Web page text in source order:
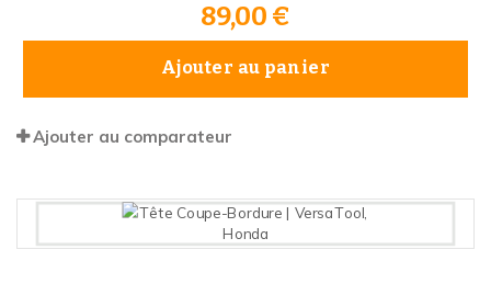
89,00 €
Ajouter au panier
Ajouter au comparateur